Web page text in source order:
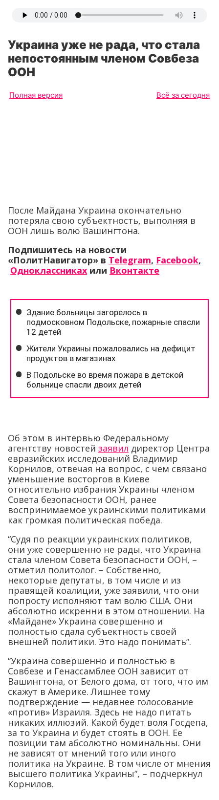
Украина уже не рада, что стала
непостоянным членом Совбеза
ООН
Полная версия Всё за сегодня
После Майдана Украина окончательно
потеряла свою субъектность, выполняя в
ООН лишь волю Вашингтона.
Подпишитесь на новости
«ПолитНавигатор» в Telegram, Facebook,
Одноклассниках или Вконтакте
Об этом в интервью Федеральному
агентству новостей заявил директор Центра
евразийских исследований Владимир
Корнилов, отвечая на вопрос, с чем связано
уменьшение восторгов в Киеве
относительно избрания Украины членом
Совета безопасности ООН, ранее
воспринимаемое украинскими политиками
как громкая политическая победа.
“Судя по реакции украинских политиков,
они уже совершенно не рады, что Украина
стала членом Совета безопасности ООН, –
отметил политолог. – Собственно,
некоторые депутаты, в том числе и из
правящей коалиции, уже заявили, что они
попросту исполняют там волю США. Они
абсолютно искренни в этом отношении. На
«Майдане» Украина совершенно и
полностью сдала субъектность своей
внешней политики. Это надо понимать”.
“Украина совершенно и полностью в
Совбезе и Генассамблее ООН зависит от
Вашингтона, от Белого дома, от того, что им
скажут в Америке. Лишнее тому
подтверждение — недавнее голосование
«против» Израиля. Здесь не надо питать
никаких иллюзий. Какой будет воля Госдепа,
за то Украина и будет стоять в ООН. Ее
позиции там абсолютно номинальны. Они
не зависят от мнений того или иного
политика на Украине. В том числе от мнения
высшего политика Украины”, – подчеркнул
Корнилов.